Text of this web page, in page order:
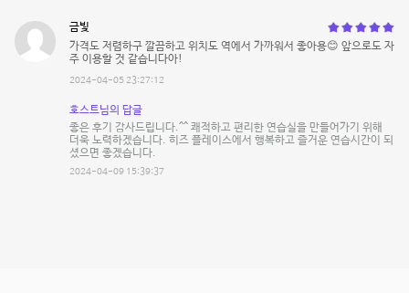
금빛
가격도 저렴하구 깔끔하고 위치도 역에서 가까워서 좋아용😊 앞으로도 자
주 이용할 것 같습니다아!
2024-04-05 23:27:12
호스트님의 답글
좋은 후기 감사드립니다.^^ 쾌적하고 편리한 연습실을 만들어가기 위해
더욱 노력하겠습니다. 히즈 플레이스에서 행복하고 즐거운 연습시간이 되
셨으면 좋겠습니다.
2024-04-09 15:39:37